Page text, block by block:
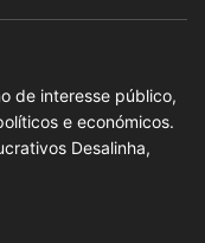
de interesse público,
e económicos.
Desalinha,